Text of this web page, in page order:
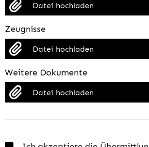
Datei hochladen
Zeugnisse
Datei hochladen
Weitere Dokumente
Datei hochladen